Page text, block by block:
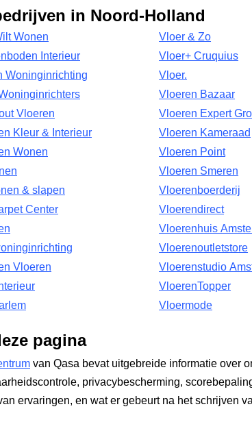
in Noord-Holland
Wonen
Interieur
Woninginrichting
Vloeren
Kleur & Interieur
Wonen
& slapen
Center
Vloeren
Vloer & Zo
Vloer+ Cruquius
Vloer.
Vloeren Bazaar
Vloeren Expert
Vloeren Kameraad
Vloeren Point
Vloeren Smeren
Vloerenboerderij
Vloerendirect
Vloerenhuis
Vloerenoutletstore
Vloerenstudio
VloerenTopper
Vloermode
pagina
van Qasa bevat uitgebreide informatie over
privacybescherming,
ervaringen, en wat er gebeurt na het schrijven